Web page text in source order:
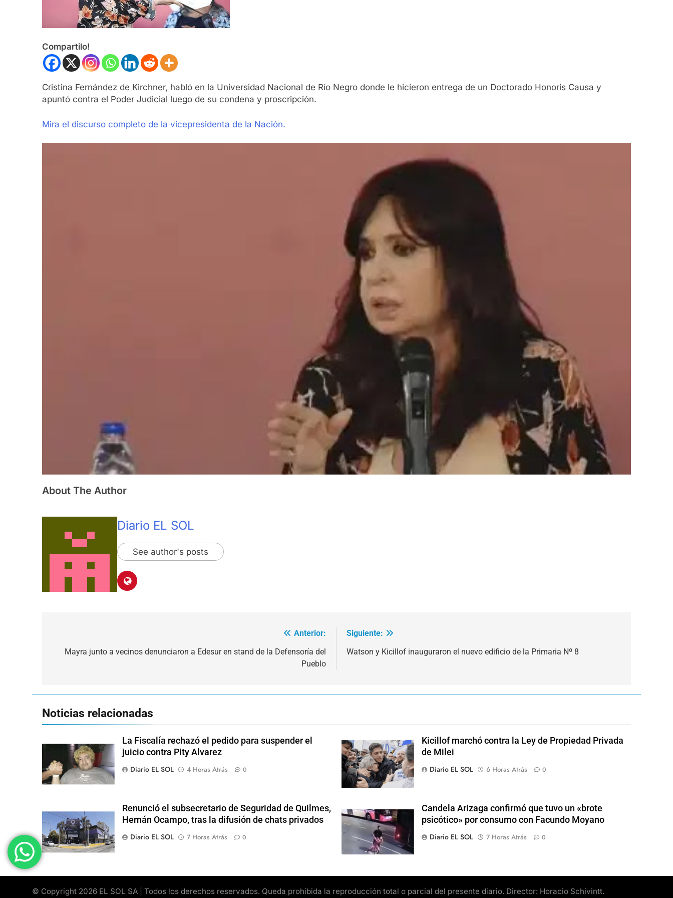
Compartilo!
Cristina Fernández de Kirchner, habló en la Universidad Nacional de Río Negro donde le hicieron entrega de un Doctorado Honoris Causa y
apuntó contra el Poder Judicial luego de su condena y proscripción.
Mira el discurso completo de la vicepresidenta de la Nación.
About The Author
Diario EL SOL
See author's posts
Anterior:
Mayra junto a vecinos denunciaron a Edesur en stand de la Defensoría del
Pueblo
Siguiente:
Watson y Kicillof inauguraron el nuevo edificio de la Primaria Nº 8
Noticias relacionadas
La Fiscalía rechazó el pedido para suspender el
juicio contra Pity Alvarez
Diario EL SOL
4 Horas Atrás 0
Kicillof marchó contra la Ley de Propiedad Privada
de Milei
Diario EL SOL
6 Horas Atrás 0
Renunció el subsecretario de Seguridad de Quilmes,
Hernán Ocampo, tras la difusión de chats privados
Diario EL SOL
7 Horas Atrás 0
Candela Arizaga confirmó que tuvo un «brote
psicótico» por consumo con Facundo Moyano
Diario EL SOL
7 Horas Atrás 0
© Copyright 2026 EL SOL SA | Todos los derechos reservados. Queda prohibida la reproducción total o parcial del presente diario. Director: Horacio Schivintt.